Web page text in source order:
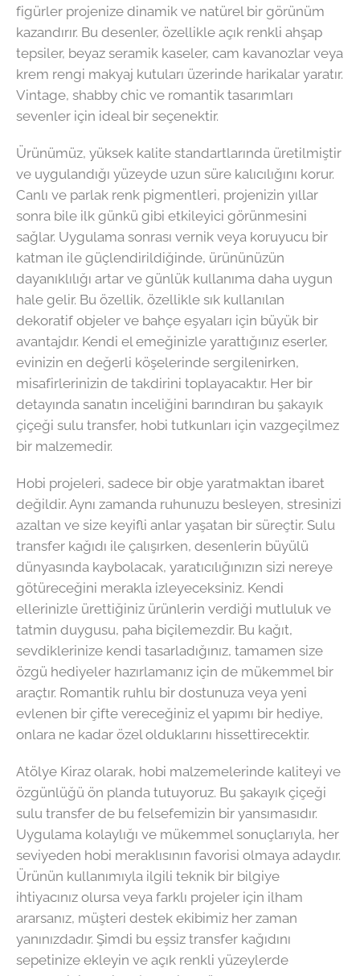
figürler projenize dinamik ve natürel bir görünüm
kazandırır. Bu desenler, özellikle açık renkli ahşap
tepsiler, beyaz seramik kaseler, cam kavanozlar veya
krem rengi makyaj kutuları üzerinde harikalar yaratır.
Vintage, shabby chic ve romantik tasarımları
sevenler için ideal bir seçenektir.
Ürünümüz, yüksek kalite standartlarında üretilmiştir
ve uygulandığı yüzeyde uzun süre kalıcılığını korur.
Canlı ve parlak renk pigmentleri, projenizin yıllar
sonra bile ilk günkü gibi etkileyici görünmesini
sağlar. Uygulama sonrası vernik veya koruyucu bir
katman ile güçlendirildiğinde, ürününüzün
dayanıklılığı artar ve günlük kullanıma daha uygun
hale gelir. Bu özellik, özellikle sık kullanılan
dekoratif objeler ve bahçe eşyaları için büyük bir
avantajdır. Kendi el emeğinizle yarattığınız eserler,
evinizin en değerli köşelerinde sergilenirken,
misafirlerinizin de takdirini toplayacaktır. Her bir
detayında sanatın inceliğini barındıran bu şakayık
çiçeği sulu transfer, hobi tutkunları için vazgeçilmez
bir malzemedir.
Hobi projeleri, sadece bir obje yaratmaktan ibaret
değildir. Aynı zamanda ruhunuzu besleyen, stresinizi
azaltan ve size keyifli anlar yaşatan bir süreçtir. Sulu
transfer kağıdı ile çalışırken, desenlerin büyülü
dünyasında kaybolacak, yaratıcılığınızın sizi nereye
götüreceğini merakla izleyeceksiniz. Kendi
ellerinizle ürettiğiniz ürünlerin verdiği mutluluk ve
tatmin duygusu, paha biçilemezdir. Bu kağıt,
sevdiklerinize kendi tasarladığınız, tamamen size
özgü hediyeler hazırlamanız için de mükemmel bir
araçtır. Romantik ruhlu bir dostunuza veya yeni
evlenen bir çifte vereceğiniz el yapımı bir hediye,
onlara ne kadar özel olduklarını hissettirecektir.
Atölye Kiraz olarak, hobi malzemelerinde kaliteyi ve
özgünlüğü ön planda tutuyoruz. Bu şakayık çiçeği
sulu transfer de bu felsefemizin bir yansımasıdır.
Uygulama kolaylığı ve mükemmel sonuçlarıyla, her
seviyeden hobi meraklısının favorisi olmaya adaydır.
Ürünün kullanımıyla ilgili teknik bir bilgiye
ihtiyacınız olursa veya farklı projeler için ilham
ararsanız, müşteri destek ekibimiz her zaman
yanınızdadır. Şimdi bu eşsiz transfer kağıdını
sepetinize ekleyin ve açık renkli yüzeylerde